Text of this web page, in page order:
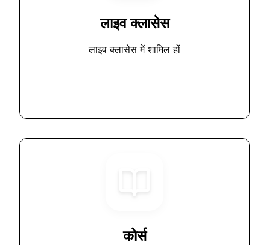
लाइव क्लासेस
लाइव क्लासेस में शामिल हों
कोर्स